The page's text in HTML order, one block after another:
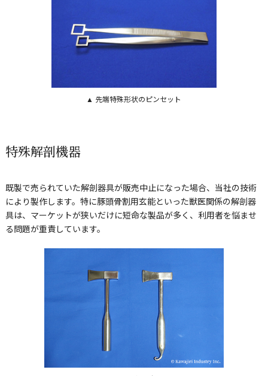
▲ 先端特殊形状のピンセット
特殊解剖機器
既製で売られていた解剖器具が販売中止になった場合、当社の技術
により製作します。特に豚頭骨割用玄能といった獣医関係の解剖器
具は、マーケットが狭いだけに短命な製品が多く、利用者を悩ませ
る問題が重責しています。